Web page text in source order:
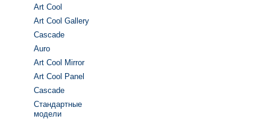
Art Cool
Art Cool Gallery
Cascade
Auro
Art Cool Mirror
Art Cool Panel
Cascade
Стандартные
модели